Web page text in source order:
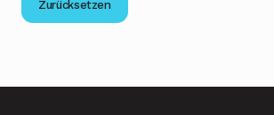
Zurücksetzen